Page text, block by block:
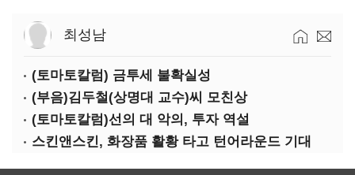
최성남
(토마토칼럼) 금투세 불확실성
(부음)김두철(상명대 교수)씨 모친상
(토마토칼럼)선의 대 악의, 투자 역설
스킨앤스킨, 화장품 활황 타고 턴어라운드 기대